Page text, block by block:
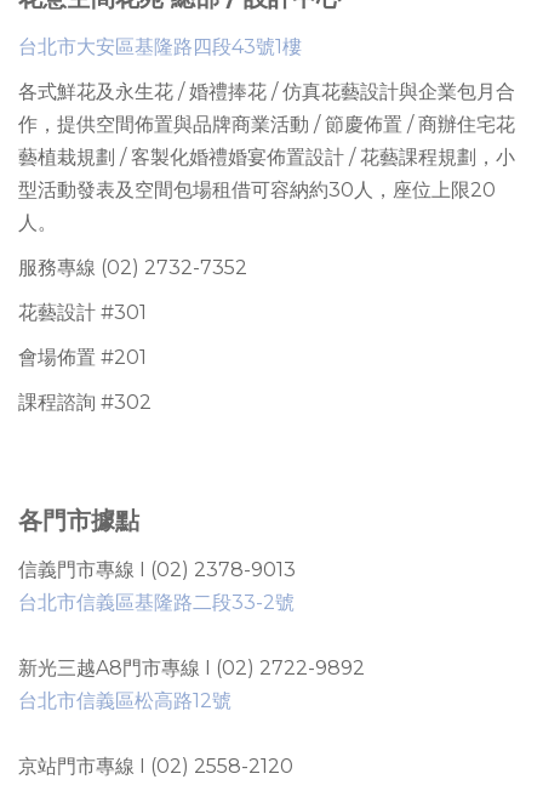
台北市大安區基隆路四段43號1樓
各式鮮花及永生花 / 婚禮捧花 / 仿真花藝設計與企業包月合
作，提供空間佈置與品牌商業活動 / 節慶佈置 / 商辦住宅花
藝植栽規劃 / 客製化婚禮婚宴佈置設計 / 花藝課程規劃 ， 小
型活動發表及空間包場租借可容納約30人 ，座位上限20
人。
服務專線 (02) 2732-7352
花藝設計 #301
會場佈置 #201
課程諮詢 #302
各門市據點
信義門市專線 I (02) 2378-9013
台北市信義區基隆路二段33-2號
新光三越A8門市專線 I (02) 2722-9892
台北市信義區松高路12號
京站門市專線 I (02) 2558-2120